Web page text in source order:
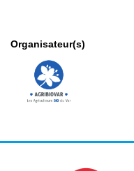
Organisateur(s)